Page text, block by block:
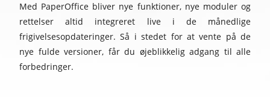
Med PaperOffice bliver nye funktioner, nye moduler og
rettelser altid integreret live i de månedlige
frigivelsesopdateringer. Så i stedet for at vente på de
nye fulde versioner, får du øjeblikkelig adgang til alle
forbedringer.